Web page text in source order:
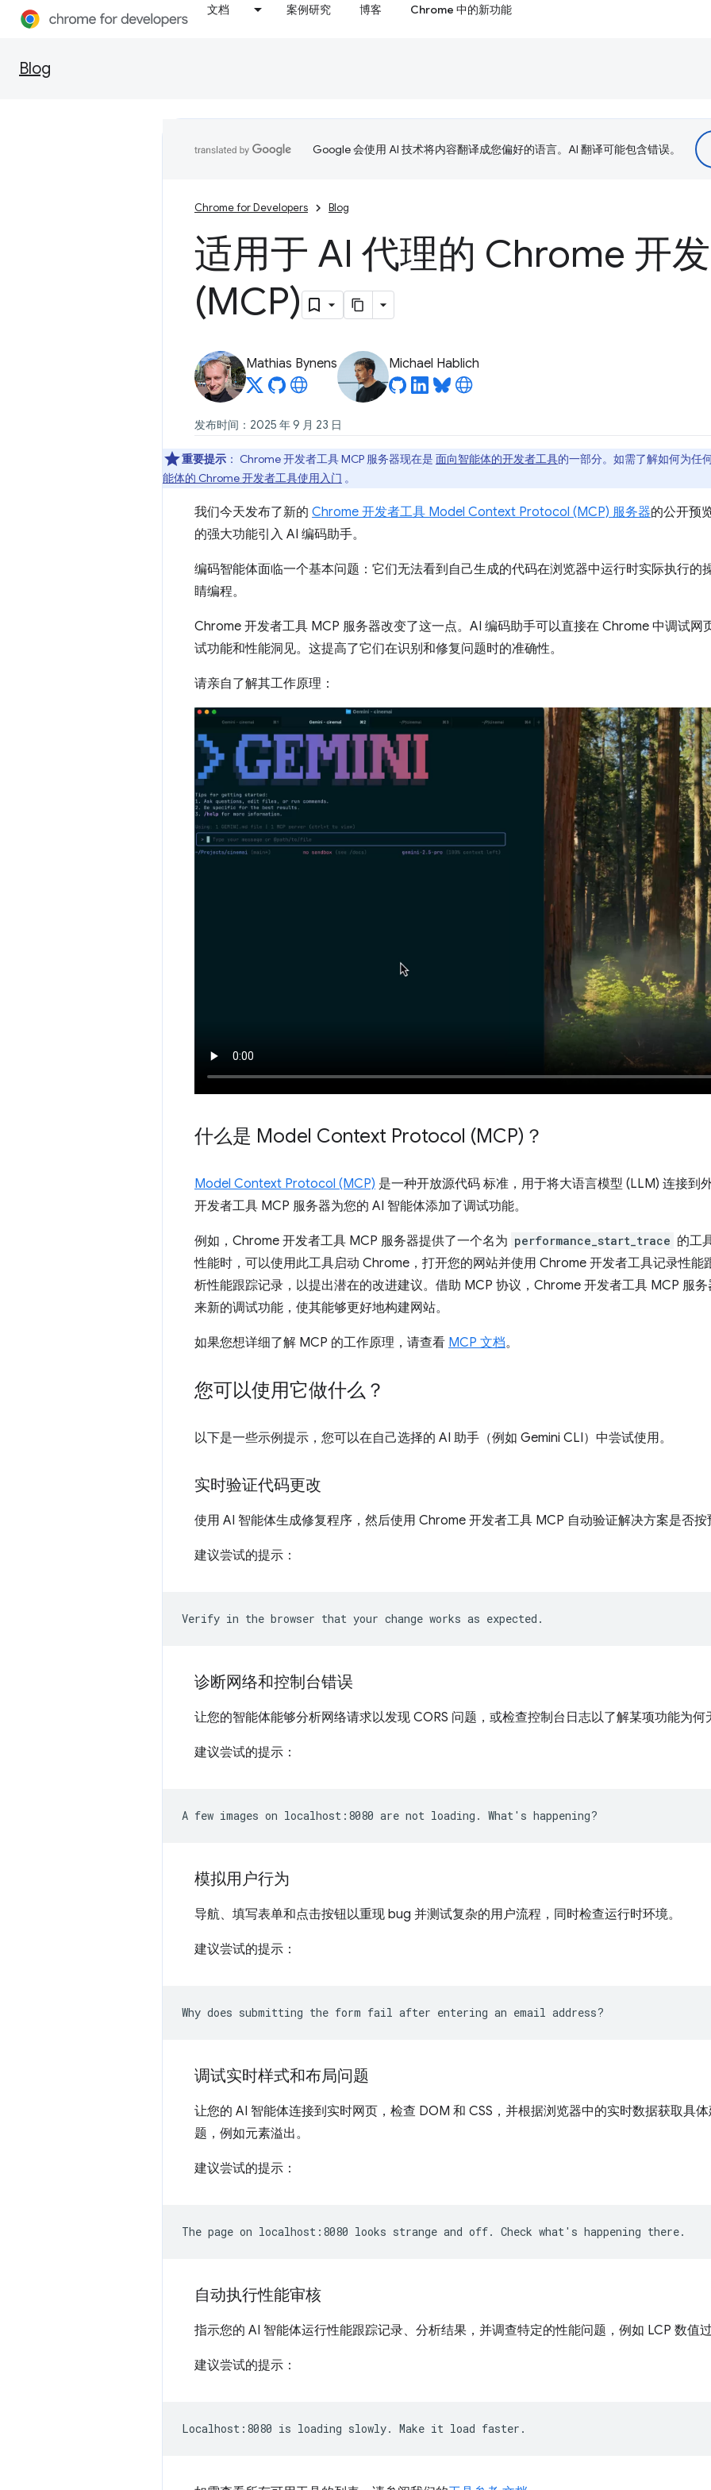
文档 案例研究 博客 Chrome 中的新功能
Blog
Google 会使用 AI 技术将内容翻译成您偏好的语言。AI 翻译可能包含错误。
Chrome for Developers Blog
适用于 AI 代理的 Chrome 开
(MCP)
Mathias Bynens Michael Hablich
发布时间：2025 年 9 月 23 日
重要提示 ： Chrome 开发者工具 MCP 服务器现在是 面向智能体的开发者工具的一部分。如需了解如何为任
能体的 Chrome 开发者工具使用入门 。
我们今天发布了新的 Chrome 开发者工具 Model Context Protocol (MCP) 服务器的公开预
的强大功能引入 AI 编码助手。
编码智能体面临一个基本问题：它们无法看到自己生成的代码在浏览器中运行时实际执行的
睛编程。
Chrome 开发者工具 MCP 服务器改变了这一点。AI 编码助手可以直接在 Chrome 中调试网
试功能和性能洞见。这提高了它们在识别和修复问题时的准确性。
请亲自了解其工作原理：
什么是 Model Context Protocol (MCP)？
Model Context Protocol (MCP) 是一种开放源代码 标准，用于将大语言模型 (LLM) 连接到
开发者工具 MCP 服务器为您的 AI 智能体添加了调试功能。
例如，Chrome 开发者工具 MCP 服务器提供了一个名为 performance_start_trace 的工
性能时，可以使用此工具启动 Chrome，打开您的网站并使用 Chrome 开发者工具记录性能
析性能跟踪记录，以提出潜在的改进建议。借助 MCP 协议，Chrome 开发者工具 MCP 服
来新的调试功能，使其能够更好地构建网站。
如果您想详细了解 MCP 的工作原理，请查看 MCP 文档。
您可以使用它做什么？
以下是一些示例提示，您可以在自己选择的 AI 助手（例如 Gemini CLI）中尝试使用。
实时验证代码更改
使用 AI 智能体生成修复程序，然后使用 Chrome 开发者工具 MCP 自动验证解决方案是否
建议尝试的提示：
诊断网络和控制台错误
让您的智能体能够分析网络请求以发现 CORS 问题，或检查控制台日志以了解某项功能为何
建议尝试的提示：
模拟用户行为
导航、填写表单和点击按钮以重现 bug 并测试复杂的用户流程，同时检查运行时环境。
建议尝试的提示：
调试实时样式和布局问题
让您的 AI 智能体连接到实时网页，检查 DOM 和 CSS，并根据浏览器中的实时数据获取具
题，例如元素溢出。
建议尝试的提示：
自动执行性能审核
指示您的 AI 智能体运行性能跟踪记录、分析结果，并调查特定的性能问题，例如 LCP 数值
建议尝试的提示：